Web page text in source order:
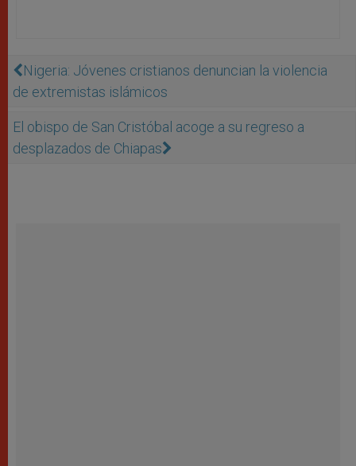
Nigeria: Jóvenes cristianos denuncian la violencia
de extremistas islámicos
El obispo de San Cristóbal acoge a su regreso a
desplazados de Chiapas